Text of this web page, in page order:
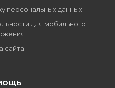
персональных данных
для мобильного
сайта